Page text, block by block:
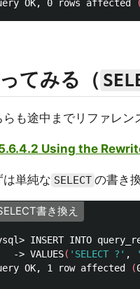
OK, 0 rows affected (
てみる（
らも途中までリファレン
Using the
は単純な SELECT の書き
書き換え
INSERT INTO
-> VALUES
( 'SELECT ?' ,
OK, 1 row affected
(